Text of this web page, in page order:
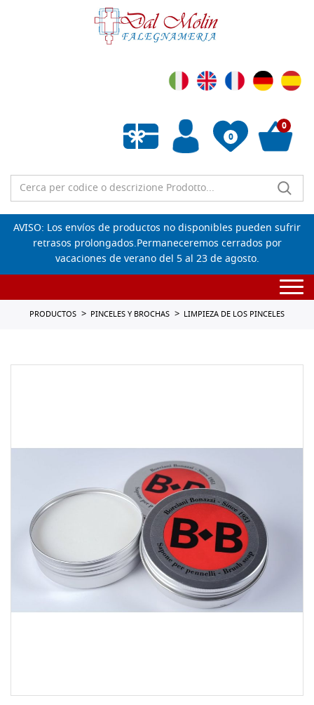
0
Lista de deseos vacía
0
AVISO: Los envíos de productos no disponibles pueden sufrir
retrasos prolongados.Permaneceremos cerrados por
vacaciones de verano del 5 al 23 de agosto.
PRODUCTOS PINCELES Y BROCHAS LIMPIEZA DE LOS PINCELES